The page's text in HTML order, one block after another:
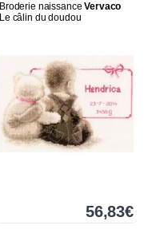
Broderie naissanceVervaco
Le câlin du doudou
56,83€